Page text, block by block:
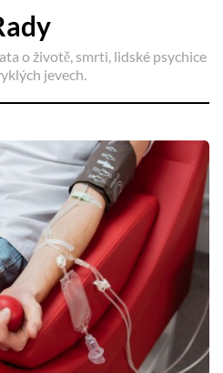
o životě, smrti, lidské psychice
jevech.